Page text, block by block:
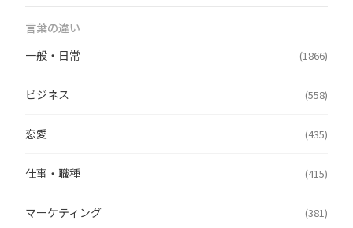
言葉の違い
一般・日常
(1866)
ビジネス (558)
恋愛 (435)
仕事・職種 (415)
マーケティング (381)